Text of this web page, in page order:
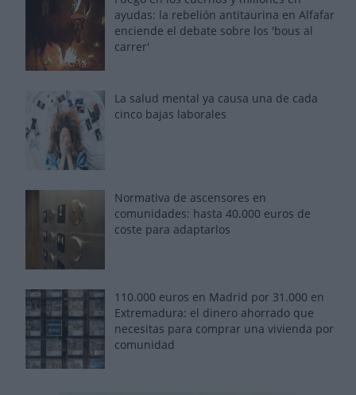
ayudas: la rebelión antitaurina en Alfafar
enciende el debate sobre los 'bous al
carrer'
La salud mental ya causa una de cada
cinco bajas laborales
Normativa de ascensores en
comunidades: hasta 40.000 euros de
coste para adaptarlos
110.000 euros en Madrid por 31.000 en
Extremadura: el dinero ahorrado que
necesitas para comprar una vivienda por
comunidad